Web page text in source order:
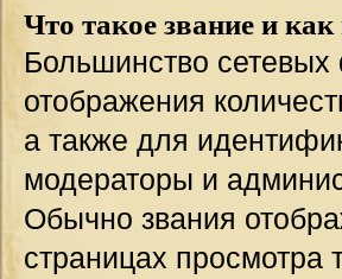
Что такое звание и как
Большинство
отображения
а также для
модераторы и
Обычно звания
страницах просмотра